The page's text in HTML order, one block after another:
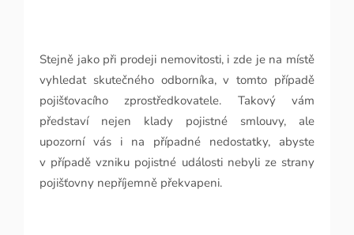
Stejně jako při prodeji nemovitosti, i zde je na místě
vyhledat skutečného odborníka, v tomto případě
pojišťovacího zprostředkovatele. Takový vám
představí nejen klady pojistné smlouvy, ale
upozorní vás i na případné nedostatky, abyste
v případě vzniku pojistné události nebyli ze strany
pojišťovny nepříjemně překvapeni.